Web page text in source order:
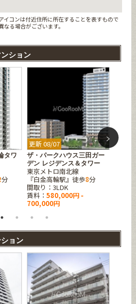
コンは付近住所に所在することを表すもので
る場合がございます。
ション
タワ
分
更新 08/07
ザ・パークハウス三田ガー
デン レジデンス＆タワー
東京メトロ南北線
『白金高輪駅』徒歩8分
間取り：3LDK
賃料：580,000円 -
700,000円
更新
ョン